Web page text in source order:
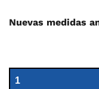
Nuevas medidas
1